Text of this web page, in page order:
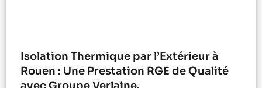
Isolation Thermique par l’Extérieur à
Rouen : Une Prestation RGE de Qualité